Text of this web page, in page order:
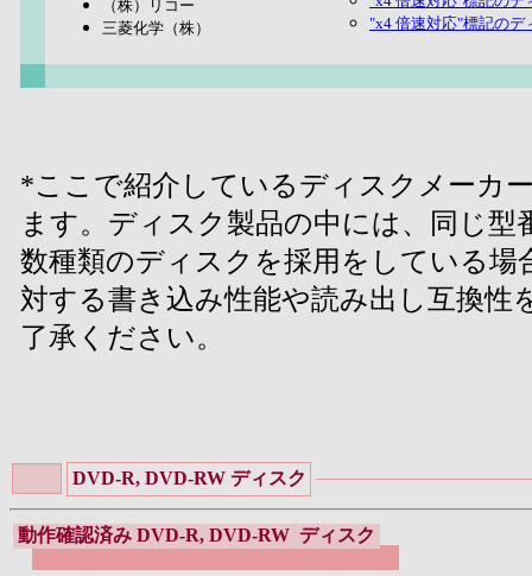
（株）リコー
三菱化学（株）
"x4 倍速対応"標記のデ
*ここで紹介しているディスクメーカ
ます。ディスク製品の中には、同じ
数種類のディスクを採用をしている
対する書き込み性能や読み出し互換
了承ください。
DVD-R, DVD-RW ディスク
動作確認済み DVD-R, DVD-RW ディスク